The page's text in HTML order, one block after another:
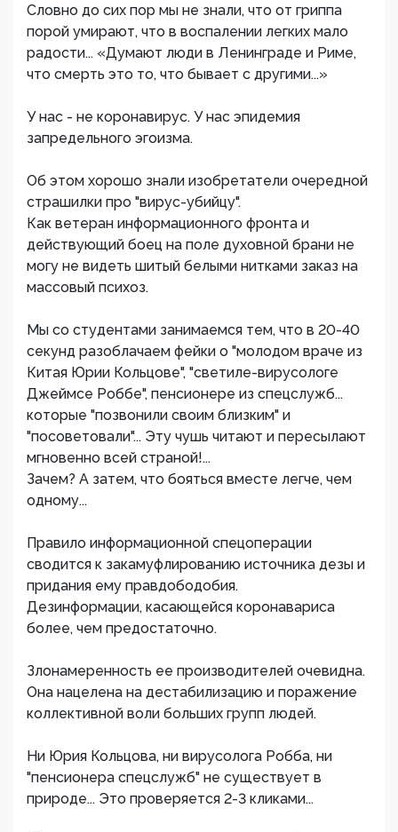
Словно до сих пор мы не знали, что от гриппа
порой умирают, что в воспалении легких мало
радости... «Думают люди в Ленинграде и Риме,
что смерть это то, что бывает с другими...»
У нас - не коронавирус. У нас эпидемия
запредельного эгоизма.
Об этом хорошо знали изобретатели очередной
страшилки про "вирус-убийцу".
Как ветеран информационного фронта и
действующий боец на поле духовной брани не
могу не видеть шитый белыми нитками заказ на
массовый психоз.
Мы со студентами занимаемся тем, что в 20-40
секунд разоблачаем фейки о "молодом враче из
Китая Юрии Кольцове", "светиле-вирусологе
Джеймсе Роббе", пенсионере из спецслужб...
которые "позвонили своим близким" и
"посоветовали"... Эту чушь читают и пересылают
мгновенно всей страной!...
Зачем? А затем, что бояться вместе легче, чем
одному...
Правило информационной спецоперации
сводится к закамуфлированию источника дезы и
придания ему правдободобия.
Дезинформации, касающейся коронавариса
более, чем предостаточно.
Злонамеренность ее производителей очевидна.
Она нацелена на дестабилизацию и поражение
коллективной воли больших групп людей.
Ни Юрия Кольцова, ни вирусолога Робба, ни
"пенсионера спецслужб" не существует в
природе... Это проверяется 2-3 кликами...